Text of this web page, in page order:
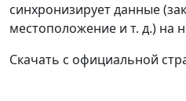
синхронизирует данные
местоположение и т. д.) на
Скачать с официальной